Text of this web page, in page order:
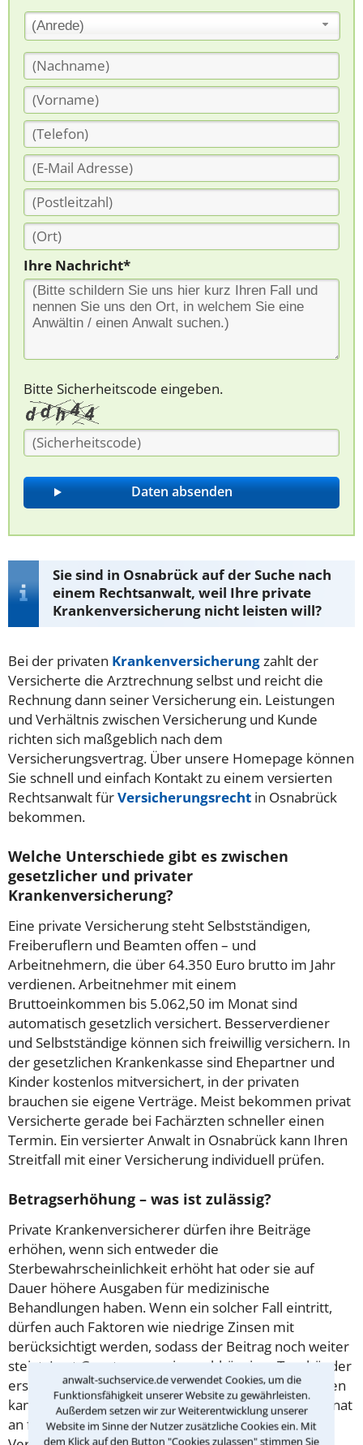
anwalt-suchservice.de verwendet Cookies, um die
Funktionsfähigkeit unserer Website zu gewährleisten.
Außerdem setzen wir zur Weiterentwicklung unserer
Website im Sinne der Nutzer zusätzliche Cookies ein. Mit
dem Klick auf den Button "Cookies zulassen" stimmen Sie
(Anrede)
Ihre Nachricht*
Bitte Sicherheitscode eingeben.
Sie sind in Osnabrück auf der Suche nach
einem Rechtsanwalt, weil Ihre private
Krankenversicherung nicht leisten will?
Bei der privaten Krankenversicherungzahlt der
Versicherte die Arztrechnung selbst und reicht die
Rechnung dann seiner Versicherung ein. Leistungen
und Verhältnis zwischen Versicherung und Kunde
richten sich maßgeblich nach dem
Versicherungsvertrag. Über unsere Homepage können
Sie schnell und einfach Kontakt zu einem versierten
Rechtsanwalt fürVersicherungsrecht in Osnabrück
bekommen.
Welche Unterschiede gibt es zwischen
gesetzlicher und privater
Krankenversicherung?
Eine private Versicherung steht Selbstständigen,
Freiberuflern und Beamten offen – und
Arbeitnehmern, die über 64.350 Euro brutto im Jahr
verdienen. Arbeitnehmer mit einem
Bruttoeinkommen bis 5.062,50 im Monat sind
automatisch gesetzlich versichert. Besserverdiener
und Selbstständige können sich freiwillig versichern. In
der gesetzlichen Krankenkasse sind Ehepartner und
Kinder kostenlos mitversichert, in der privaten
brauchen sie eigene Verträge. Meist bekommen privat
Versicherte gerade bei Fachärzten schneller einen
Termin. Ein versierter Anwalt in Osnabrück kann Ihren
Streitfall mit einer Versicherung individuell prüfen.
Betragserhöhung – was ist zulässig?
Private Krankenversicherer dürfen ihre Beiträge
erhöhen, wenn sich entweder die
Sterbewahrscheinlichkeit erhöht hat oder sie auf
Dauer höhere Ausgaben für medizinische
Behandlungen haben. Wenn ein solcher Fall eintritt,
dürfen auch Faktoren wie niedrige Zinsen mit
berücksichtigt werden, sodass der Beitrag noch weiter
steigt. Laut Gesetz muss ein unabhängiger Treuhänder
erst zustimmen, bevor die Erhöhung wirksam werden
kann. Der höhere Beitrag wird von dem zweiten Monat
an fällig, der auf die Mitteilung an den